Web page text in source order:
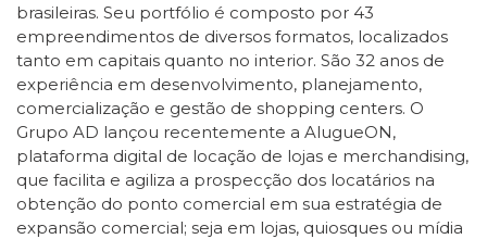
brasileiras. Seu portfólio é composto por 43
empreendimentos de diversos formatos, localizados
tanto em capitais quanto no interior. São 32 anos de
experiência em desenvolvimento, planejamento,
comercialização e gestão de shopping centers. O
Grupo AD lançou recentemente a AlugueON,
plataforma digital de locação de lojas e merchandising,
que facilita e agiliza a prospecção dos locatários na
obtenção do ponto comercial em sua estratégia de
expansão comercial; seja em lojas, quiosques ou mídia